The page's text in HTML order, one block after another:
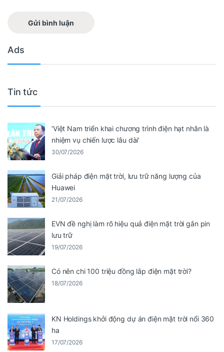
Ads
Tin tức
‘Việt Nam triển khai chương trình điện hạt nhân là
nhiệm vụ chiến lược lâu dài’
30/07/2026
Giải pháp điện mặt trời, lưu trữ năng lượng của
Huawei
21/07/2026
EVN đề nghị làm rõ hiệu quả điện mặt trời gắn pin
lưu trữ
19/07/2026
Có nên chi 100 triệu đồng lắp điện mặt trời?
18/07/2026
KN Holdings khởi động dự án điện mặt trời nổi 360
ha
17/07/2026